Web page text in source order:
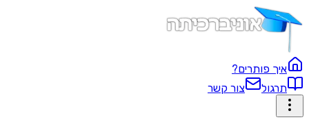
פותרים?
צור קשר